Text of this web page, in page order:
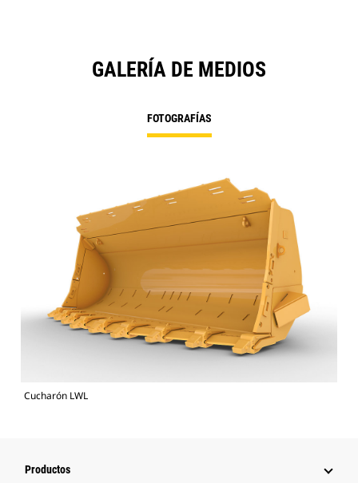
GALERÍA DE MEDIOS
FOTOGRAFÍAS
Cucharón LWL
Productos